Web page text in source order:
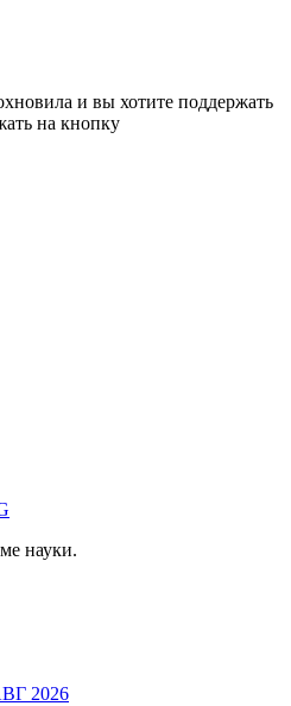
и вы хотите поддержать
на кнопку
науки.
2026